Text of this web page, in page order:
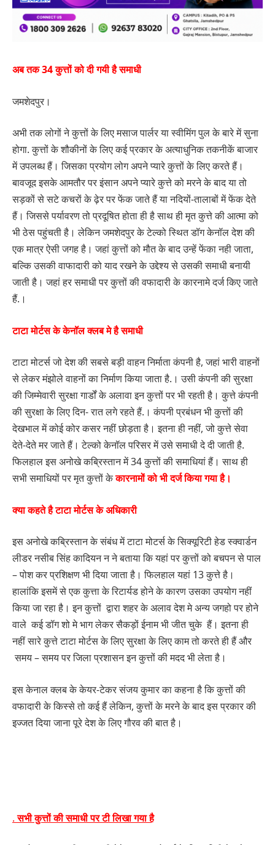
अब तक 34 कुत्तों को दी गयी है समाधी
जमशेदपुर।
अभी तक लोगों ने कुत्तों के लिए मसाज पार्लर या स्वीमिंग पुल के बारे में सुना
होगा. कुत्तों के शौकीनों के लिए कई प्रकार के अत्याधुनिक तकनीकें बाजार
में उपलब्ध हैं। जिसका प्रयोग लोग अपने प्यारे कुत्तों के लिए करते हैं।
बावजूद इसके आमतौर पर इंसान अपने प्यारे कुत्ते को मरने के बाद या तो
सड़कों से सटे कचरों के ढ़ेर पर फेंक जाते हैं या नदियों-तालाबों में फेंक देते
हैं। जिससे पर्यावरण तो प्रदूषित होता ही है साथ ही मृत कुत्ते की आत्मा को
भी ठेस पहुंचती है। लेकिन जमशेदपुर के टेल्को स्थित डॉग केनॉल देश की
एक मात्र ऐसी जगह है। जहां कुत्तों को मौत के बाद उन्हें फेंका नही जाता,
बल्कि उसकी वाफादारी को याद रखने के उद्देश्य से उसकी समाधी बनायी
जाती है। जहां हर समाधी पर कुत्तों की वफादारी के कारनामे दर्ज किए जाते
हैं.।
टाटा मोर्टस के केनॉल क्लब मे है समाधी
टाटा मोटर्स जो देश की सबसे बड़ी वाहन निर्माता कंपनी है, जहां भारी वाहनों
से लेकर मंझोले वाहनों का निर्माण किया जाता है.। उसी कंपनी की सुरक्षा
की जिम्मेवारी सुरक्षा गार्डों के अलावा इन कुत्तों पर भी रहती है। कुत्ते कंपनी
की सुरक्षा के लिए दिन- रात लगे रहते हैं.। कंपनी प्रबंधन भी कुत्तों की
देखभाल में कोई कोर कसर नहीं छोड़ता है। इतना ही नहीं, जो कुत्ते सेवा
देते-देते मर जाते हैं। टेल्को केनॉल परिसर में उसे समाधी दे दी जाती है.
फिलहाल इस अनोखे कब्रिस्तान में 34 कुत्तों की समाधियां हैं। साथ ही
सभी समाधियों पर मृत कुत्तों केकारनामों को भी दर्ज किया गया है।
क्या कहते है टाटा मोर्टस के अधिकारी
इस अनोखे कब्रिस्तान के संबंध में टाटा मोटर्स के सिक्यूरिटी हेड स्क्वार्डन
लीडर नसीब सिंह कादियन न ने बताया कि यहां पर कुत्तों को बचपन से पाल
– पोश कर प्रशिक्षण भी दिया जाता है। फिलहाल यहां 13 कुत्ते है।
हालांकि इसमें से एक कुत्ता के रिटार्यड होने के कारण उसका उपयोग नहीं
किया जा रहा है। इन कुत्तों द्वारा शहर के अलाव देश मे अन्य जगहो पर होने
वाले कई डॉग शो मे भाग लेकर सैकड़ों ईनाम भी जीत चुके हैं। इतना ही
नहीं सारे कुत्ते टाटा मोर्टस के लिए सुरक्षा के लिए काम तो करते ही हैं और
समय – समय पर जिला प्रशासन इन कुत्तों की मदद भी लेता है।
इस केनाल क्लब के केयर-टेकर संजय कुमार का कहना है कि कुत्तों की
वफादारी के किस्से तो कई हैं लेकिन, कुत्तों के मरने के बाद इस प्रकार की
इज्जत दिया जाना पूरे देश के लिए गौरव की बात है।
.सभी कुत्तों की समाधी पर टी लिखा गया है